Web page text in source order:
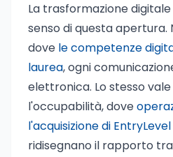
La trasformazione
senso di questa apertura.
dove le competenze
laurea, ogni
elettronica. Lo stesso
l'occupabilità, dove
l'acquisizione di
ridisegnano il rapporto